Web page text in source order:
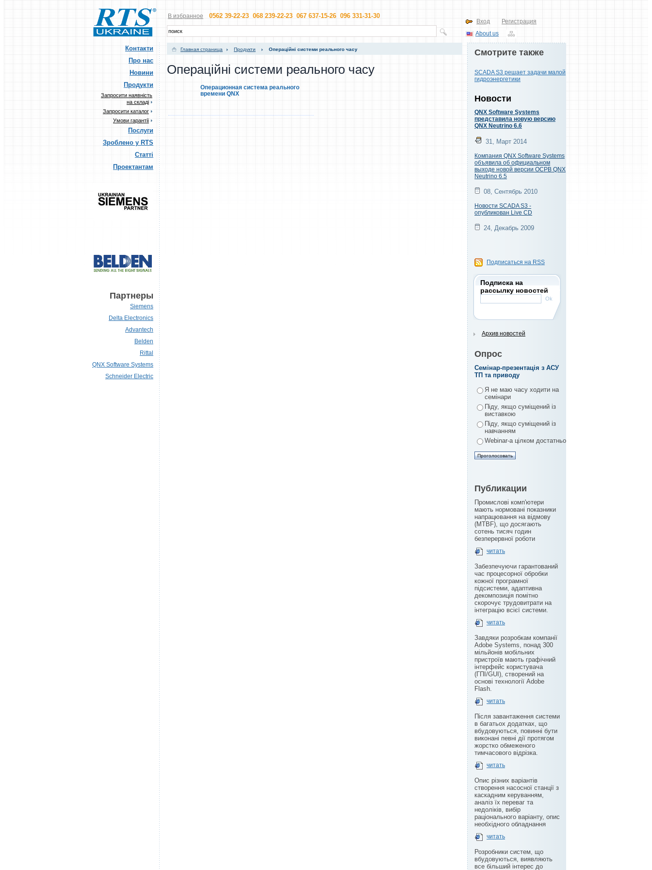
В избранное 0562 39-22-23 068 239-22-23 067 637-15-26 096 331-31-30
Вход
Регистрация
About us
Контакти
Про нас
Новини
Продукти
Запросити наявність
на складі
Запросити каталог
Умови гарантії
Послуги
Зроблено у RTS
Статті
Проектантам
Партнеры
Siemens
Delta Electronics
Advantech
Belden
Rittal
QNX Software Systems
Schneider Electric
Главная страница Продукти Операційні системи реального часу
Операційні системи реального часу
Операционная система реального
времени QNX
Смотрите также
SCADA S3 решает задачи малой
гидроэнергетики
Новости
QNX Software Systems
представила новую версию
QNX Neutrino 6.6
31, Март 2014
Компания QNX Software Systems
объявила об официальном
выходе новой версии ОСРВ QNX
Neutrino 6.5
08, Сентябрь 2010
Новости SCADA S3 -
опубликован Live CD
24, Декабрь 2009
Подписаться на RSS
Подписка на
рассылку новостей
Архив новостей
Опрос
Семінар-презентація з АСУ
ТП та приводу
Я не маю часу ходити на
семінари
Піду, якщо суміщений із
виставкою
Піду, якщо суміщений із
навчанням
Webinar-а цілком достатньо
Публикации
Промислові комп'ютери
мають нормовані показники
напрацювання на відмову
(MTBF), що досягають
сотень тисяч годин
безперервної роботи
читать
Забезпечуючи гарантований
час процесорної обробки
кожної програмної
підсистеми, адаптивна
декомпозиція помітно
скорочує трудовитрати на
інтеграцію всієї системи.
читать
Завдяки розробкам компанії
Adobe Systems, понад 300
мільйонів мобільних
пристроїв мають графічний
інтерфейс користувача
(ГПІ/GUI), створений на
основі технології Adobe
Flash.
читать
Після завантаження системи
в багатьох додатках, що
вбудовуються, повинні бути
виконані певні дії протягом
жорстко обмеженого
тимчасового відрізка.
читать
Опис різних варіантів
створення насосної станції з
каскадним керуванням,
аналіз їх переваг та
недоліків, вибір
раціонального варіанту, опис
необхідного обладнання
читать
Розробники систем, що
вбудовуються, виявляють
все більший інтерес до